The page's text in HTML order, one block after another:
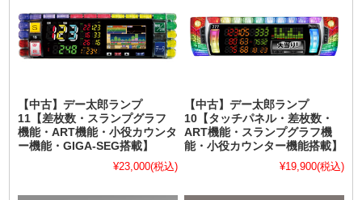
【中古】デー太郎ランプ
11【差枚数・スランプグラフ
機能・ART機能・小役カウンタ
ー機能・GIGA-SEG搭載】
¥23,000(税込)
【中古】デー太郎ランプ
10【タッチパネル・差枚数・
ART機能・スランプグラフ機
能・小役カウンター機能搭載】
¥19,900(税込)